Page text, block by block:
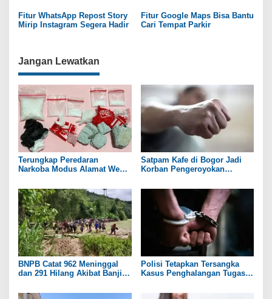
Fitur WhatsApp Repost Story
Mirip Instagram Segera Hadir
Fitur Google Maps Bisa Bantu
Cari Tempat Parkir
Jangan Lewatkan
Terungkap Peredaran
Narkoba Modus Alamat Web
Sukoharjo
Satpam Kafe di Bogor Jadi
Korban Pengeroyokan
BNPB Catat 962 Meninggal
dan 291 Hilang Akibat Banjir
Polisi Tetapkan Tersangka
Kasus Penghalangan Tugas